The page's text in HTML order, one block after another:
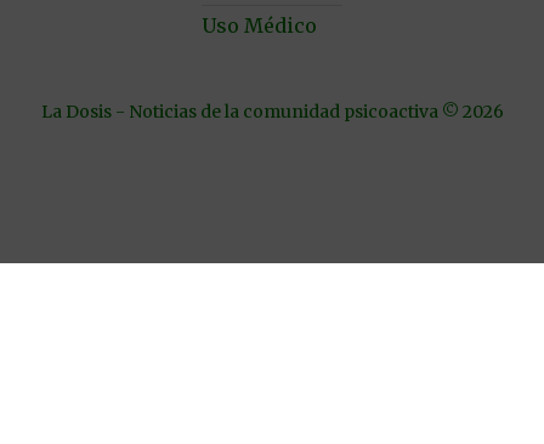
Uso Médico
La Dosis - Noticias de la comunidad psicoactiva © 2026